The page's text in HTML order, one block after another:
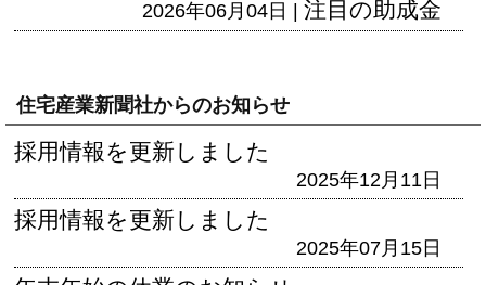
2026年06月04日 | 注目の助成金
住宅産業新聞社からのお知らせ
採用情報を更新しました
2025年12月11日
採用情報を更新しました
2025年07月15日